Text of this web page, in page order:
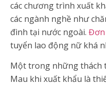
các chương trình xuất
các ngành nghề như
đình tại nước ngoài. Đơn
tuyển lao động nữ khá
Một trong những thách
Mau khi xuất khẩu là